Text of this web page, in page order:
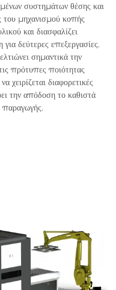
συστημάτων θέσης και
του μηχανισμού κοπής
και διασφαλίζει
δεύτερες επεξεργασίες.
σημαντικά την
πρότυπες ποιότητας
διαφορετικές
την απόδοση το καθιστά
παραγωγής.